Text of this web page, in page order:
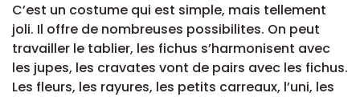
C’est un costume qui est simple, mais tellement
joli. Il offre de nombreuses possibilites. On peut
travailler le tablier, les fichus s’harmonisent avec
les jupes, les cravates vont de pairs avec les fichus.
Les fleurs, les rayures, les petits carreaux, l’uni, les